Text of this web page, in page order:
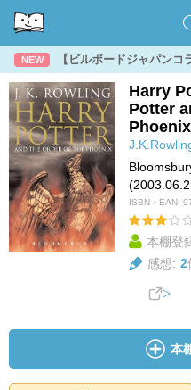
NEW 【ビルボードジャパン
Harry
Potter
ISBN・EAN:
本棚登
感想: 2
本